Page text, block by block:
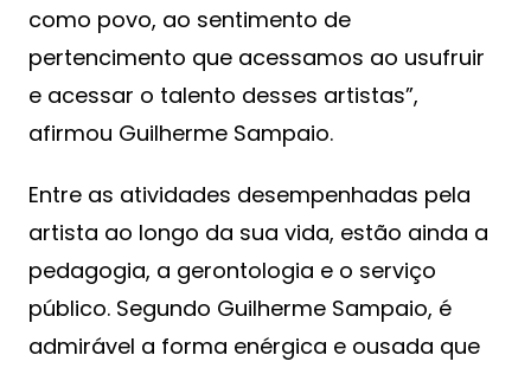
como povo, ao sentimento de
pertencimento que acessamos ao usufruir
e acessar o talento desses artistas”,
afirmou Guilherme Sampaio.
Entre as atividades desempenhadas pela
artista ao longo da sua vida, estão ainda a
pedagogia, a gerontologia e o serviço
público. Segundo Guilherme Sampaio, é
admirável a forma enérgica e ousada que